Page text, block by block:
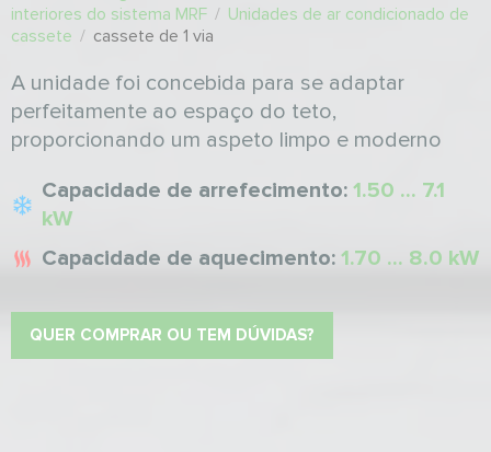
interiores do sistema MRF / Unidades de ar condicionado de
cassete / cassete de 1 via
A unidade foi concebida para se adaptar
perfeitamente ao espaço do teto,
proporcionando um aspeto limpo e moderno
Capacidade de arrefecimento: 1.50 ... 7.1
kW
Capacidade de aquecimento: 1.70 ... 8.0 kW
QUER COMPRAR OU TEM DÚVIDAS?